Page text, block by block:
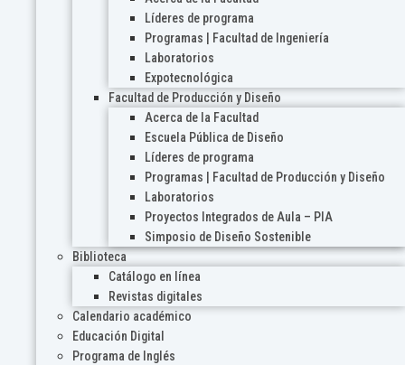
Líderes de programa
Programas | Facultad de Ingeniería
Laboratorios
Expotecnológica
Facultad de Producción y Diseño
Acerca de la Facultad
Escuela Pública de Diseño
Líderes de programa
Programas | Facultad de Producción y Diseño
Laboratorios
Proyectos Integrados de Aula – PIA
Simposio de Diseño Sostenible
Biblioteca
Catálogo en línea
Revistas digitales
Calendario académico
Educación Digital
Programa de Inglés